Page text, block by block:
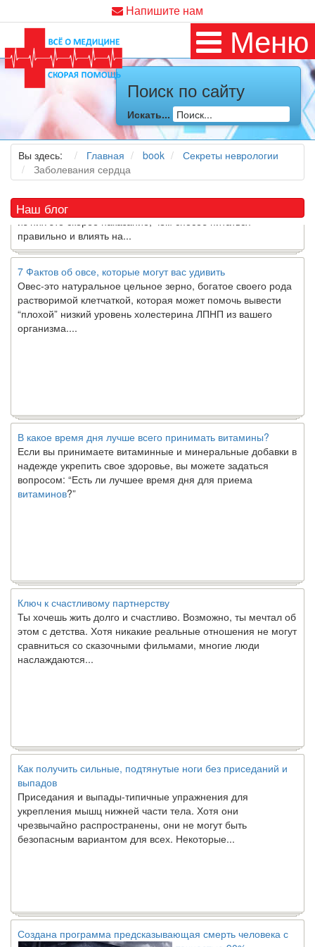
Напишите нам
Меню
Поиск по сайту
Искать...
Вы здесь: Главная book
Секреты неврологии
Заболевания сердца
Наш блог
Как я заболел во время локдауна?
Это странная ситуация: вы соблюдали все меры
предосторожности COVID-19 (вы почти все время дома),
но, тем не менее, вы каким-то образом простудились. Вы
можете задаться...
5 причин обратить внимание на средиземноморскую диету
Какдиетолог, я вижу, что многие причудливые диеты
приходят в нашужизньи быстро исчезают из нее. Многие
из них это скорее наказание, чем способ питаться
правильно и влиять на...
7 Фактов об овсе, которые могут вас удивить
Овес-это натуральное цельное зерно, богатое своего рода
растворимой клетчаткой, которая может помочь вывести
“плохой” низкий уровень холестерина ЛПНП из вашего
организма....
В какое время дня лучше всего принимать витамины?
Если вы принимаете витаминные и минеральные добавки в
надежде укрепить свое здоровье, вы можете задаться
вопросом: “Есть ли лучшее время дня для приема
витаминов ?”
Ключ к счастливому партнерству
Ты хочешь жить долго и счастливо. Возможно, ты мечтал об
этом с детства. Хотя никакие реальные отношения не могут
сравниться со сказочными фильмами, многие люди
наслаждаются...
Как получить сильные, подтянутые ноги без приседаний и
выпадов
Приседания и выпады-типичные упражнения для
укрепления мышц нижней части тела. Хотя они
чрезвычайно распространены, они не могут быть
безопасным вариантом для всех. Некоторые...
Создана программа предсказывающая смерть человека с
точностью 90%